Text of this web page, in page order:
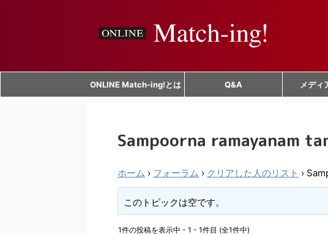
ONLINE Match-ing!とは Q&A メディ
Sampoorna ramayanam
ホーム › フォーラム › クリアした人のリスト ›
このトピックは空です。
1件の投稿を表示中 - 1 - 1件目 (全1件中)